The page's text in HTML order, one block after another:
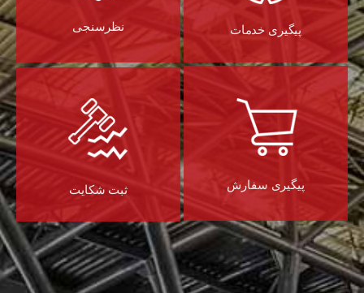
پیگیری خدمات نظرسنجی
پیگیری سفارش ثبت شکایت